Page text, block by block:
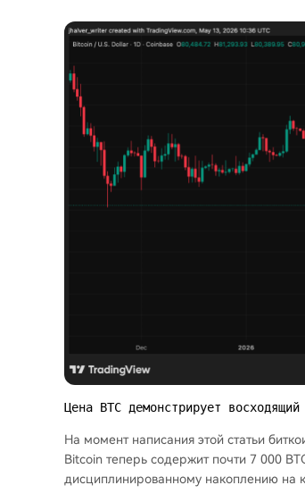
Цена BTC демонстрирует
На момент написания этой статьи
Bitcoin теперь содержит почти 7 000
дисциплинированному накоплению на